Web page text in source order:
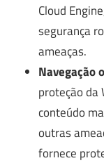
Cloud
segurança
ameaças.
Navegação
proteção da
conteúdo
outras
fornece